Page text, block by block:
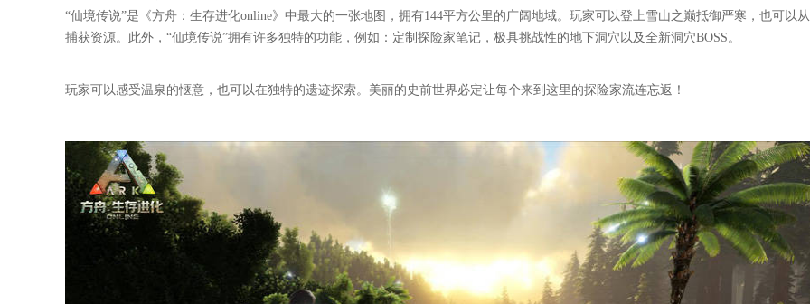
“仙境传说”是《方舟：生存进化online》中最大的一张地图，拥有144平方公里的广阔地域。玩家可以登上雪山之巅抵御严寒，也可以
捕获资源。此外，“仙境传说”拥有许多独特的功能，例如：定制探险家笔记，极具挑战性的地下洞穴以及全新洞穴BOSS。
玩家可以感受温泉的惬意，也可以在独特的遗迹探索。美丽的史前世界必定让每个来到这里的探险家流连忘返！